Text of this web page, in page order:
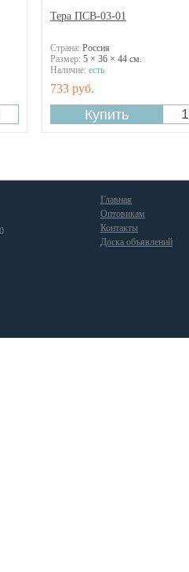
Тера ПСВ-03-01
Страна: Россия
Размер: 5 × 36 × 44 см.
Наличие: есть
733 руб.
Главная
Оптовикам
Контакты
Доска объявлений